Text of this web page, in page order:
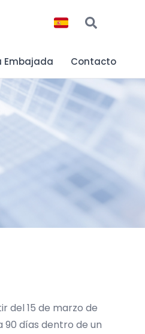
Embajada Contacto
del 15 de marzo de
90 días dentro de un